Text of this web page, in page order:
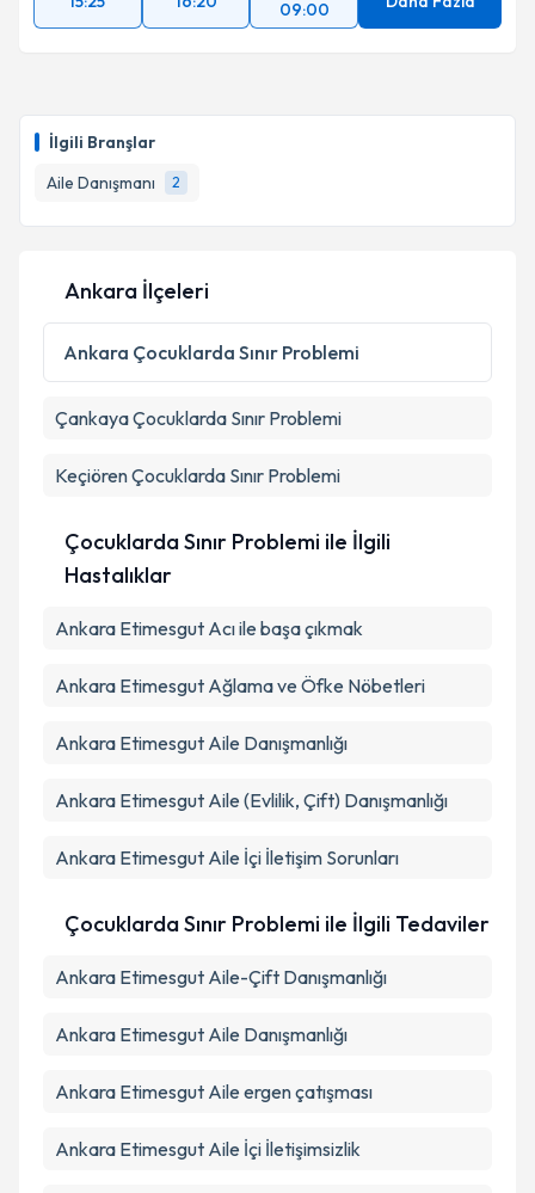
İlgili Branşlar
Aile Danışmanı
2
09:00
Ankara İlçeleri
Ankara Çocuklarda Sınır Problemi
ÇankayaÇocuklarda Sınır Problemi
KeçiörenÇocuklarda Sınır Problemi
Çocuklarda Sınır Problemi ile İlgili
Hastalıklar
Ankara Etimesgut Acı ile başa çıkmak
Ankara Etimesgut Ağlama ve Öfke Nöbetleri
Ankara Etimesgut Aile Danışmanlığı
Ankara Etimesgut Aile (Evlilik, Çift) Danışmanlığı
Ankara Etimesgut Aile İçi İletişim Sorunları
Çocuklarda Sınır Problemi ile İlgili Tedaviler
Ankara Etimesgut Aile-Çift Danışmanlığı
Ankara Etimesgut Aile Danışmanlığı
Ankara Etimesgut Aile ergen çatışması
Ankara Etimesgut Aile İçi İletişimsizlik